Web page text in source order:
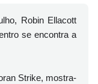
Robin Ellacott
se encontra a
Strike, mostra-